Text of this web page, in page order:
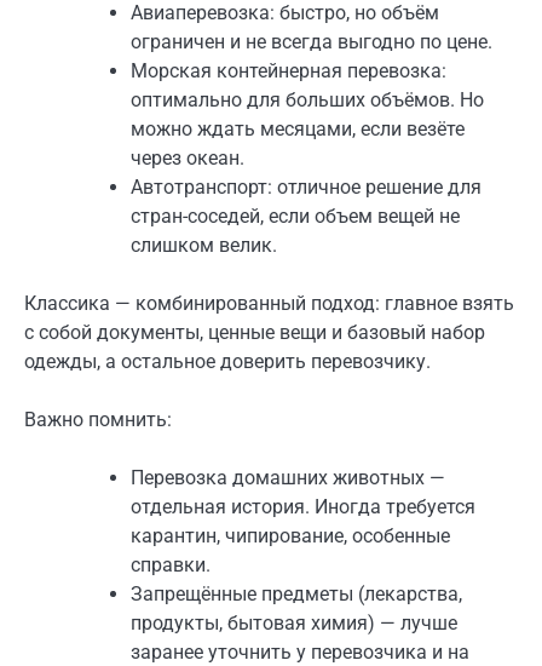
Авиаперевозка: быстро, но объём
ограничен и не всегда выгодно по цене.
Морская контейнерная перевозка:
оптимально для больших объёмов. Но
можно ждать месяцами, если везёте
через океан.
Автотранспорт: отличное решение для
стран-соседей, если объем вещей не
слишком велик.
Классика — комбинированный подход: главное взять
с собой документы, ценные вещи и базовый набор
одежды, а остальное доверить перевозчику.
Важно помнить:
Перевозка домашних животных —
отдельная история. Иногда требуется
карантин, чипирование, особенные
справки.
Запрещённые предметы (лекарства,
продукты, бытовая химия) — лучше
заранее уточнить у перевозчика и на